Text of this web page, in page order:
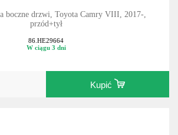
boczne drzwi, Toyota Camry VIII, 2017-,
przód+tył
86.HE29664
W ciągu 3 dni
Kupić